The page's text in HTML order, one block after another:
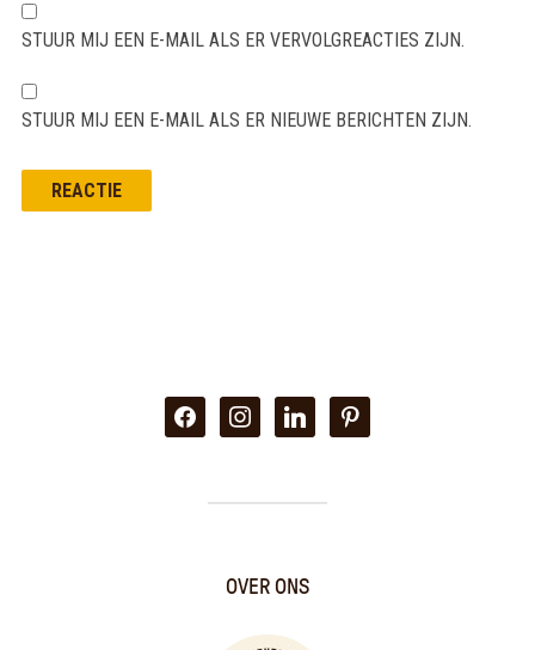
STUUR MIJ EEN E-MAIL ALS ER VERVOLGREACTIES ZIJN.
STUUR MIJ EEN E-MAIL ALS ER NIEUWE BERICHTEN ZIJN.
facebookinstagramlinkedinpinterest
OVER ONS